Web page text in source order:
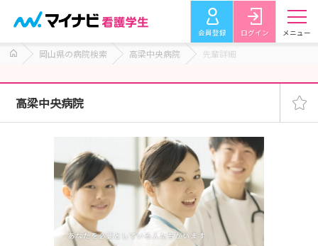
会員登録 ログイン メニュー
岡山県の病院検索 高梁中央病院 先輩詳細
高梁中央病院